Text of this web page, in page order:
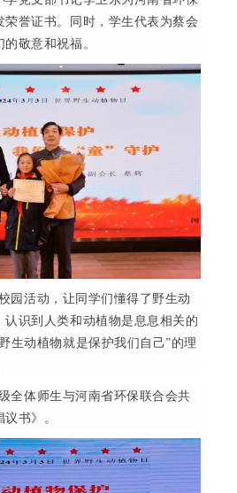
荣誉证书。同时，学生代表为蔡会
敬意和祝福。
园活动，让同学们懂得了野生动
认识到人类和动植物是息息相关的
生动植物就是保护我们自己”的理
全体师生与河南省环保联合会共
书》。